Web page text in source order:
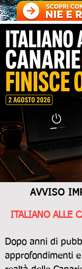
AVVISO
ITALIANO ALLE
Dopo anni di
approfondimenti e